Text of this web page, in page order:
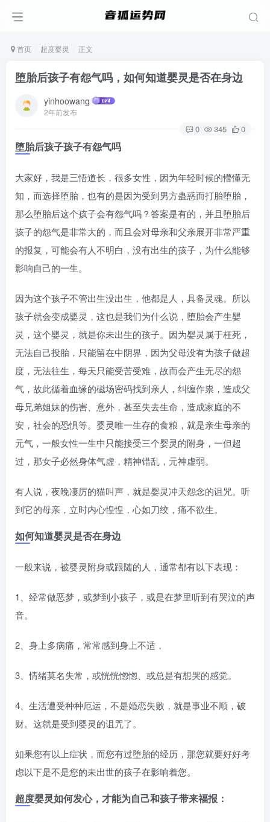
首页 超度婴灵 正文
堕胎后孩子有怨气吗，如何知道婴灵是否在身边
yinhoowang
2年前发布
0 345 0
堕胎后孩子孩子有怨气吗
大家好，我是三悟道长，很多女性，因为年轻时候的懵懂无
知，而选择堕胎，也有的是因为受到男方蛊惑而打胎堕胎，
那么堕胎后这个孩子会有怨气吗？答案是有的，并且堕胎后
孩子的怨气是非常大的，而且会对母亲和父亲展开非常严重
的报复，可能会有人不明白，没有出生的孩子，为什么能够
影响自己的一生。
因为这个孩子不管出生没出生，他都是人，具备灵魂。所以
孩子就会变成婴灵，这也是我们为什么说，堕胎会产生婴
灵，这个婴灵，就是你未出生的孩子。因为婴灵属于枉死，
无法自己投胎，只能留在中阴界，因为父母没有为孩子做超
度，无法往生，每天只能受苦受难，故而会产生无尽的怨
气，故此循着血缘的磁场密码找到亲人，纠缠作祟，造成父
母兄弟姐妹的伤害、意外，甚至失去生命，造成家庭的不
安，社会的恐惧等。婴灵唯一生存的食粮，就是亲生母亲的
元气，一般女性一生中只能接受三个婴灵的附身，一但超
过，那女子必然身体气虚，精神错乱，元神虚弱。
有人说，夜晚凄厉的猫叫声，就是婴灵冲天怨念的诅咒。听
到它的母亲，立时内心惶惶，心如刀绞，痛不欲生。
如何知道婴灵是否在身边
一般来说，被婴灵附身或跟随的人，通常都有以下表现：
1 、经常做恶梦，或梦到小孩子，或是在梦里听到有哭泣的声
音。
2 、身上多病痛，常常感到身上不适，
3 、情绪莫名失常，或恍恍惚惚、或总是有想哭的感觉。
4 、生活遭受种种厄运，不是婚恋失败，就是事业不顺，破
财。这就是受到婴灵的诅咒了。
如果您有以上症状，而您有过堕胎的经历，那您就要好好考
虑以下是不是您的未出世的孩子在影响着您。
超度婴灵如何发心，才能为自己和孩子带来福报：